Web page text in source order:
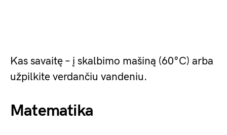
Kas savaitę – į skalbimo mašiną (60°C) arba
užpilkite verdančiu vandeniu.
Matematika